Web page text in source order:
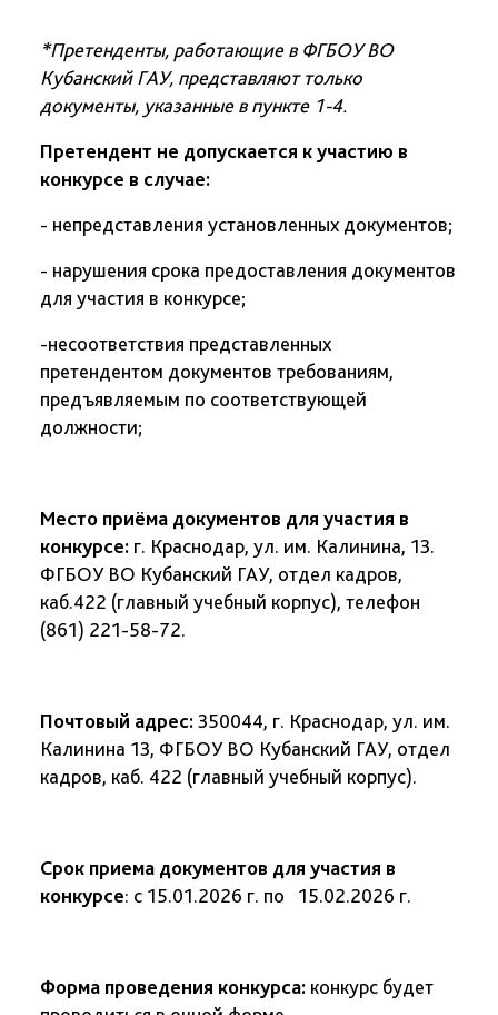
*Претенденты, работающие в ФГБОУ ВО
Кубанский ГАУ, представляют только
документы, указанные в пункте 1-4.
Претендент не допускается к участию в
конкурсе в случае:
- непредставления установленных документов;
- нарушения срока предоставления документов
для участия в конкурсе;
-несоответствия представленных
претендентом документов требованиям,
предъявляемым по соответствующей
должности;
Место приёма документов для участия в
конкурсе: г. Краснодар, ул. им. Калинина, 13.
ФГБОУ ВО Кубанский ГАУ, отдел кадров,
каб.422 (главный учебный корпус), телефон
(861) 221-58-72.
Почтовый адрес:350044, г. Краснодар, ул. им.
Калинина 13, ФГБОУ ВО Кубанский ГАУ, отдел
кадров, каб. 422 (главный учебный корпус).
Срок приема документов для участия в
конкурсе: с 15.01.2026 г. по 15.02.2026 г.
Форма проведения конкурса: конкурс будет